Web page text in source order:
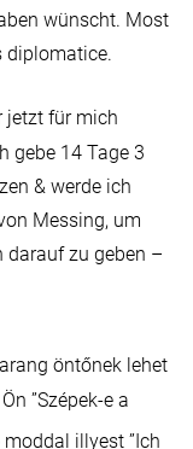
wünscht. Most
diplomatice.
jetzt für mich
gebe 14 Tage 3
& werde ich
Messing, um
darauf zu geben –
öntőnek lehet
”Szépek-e a
moddal illyest ”Ich